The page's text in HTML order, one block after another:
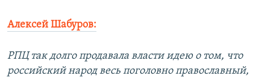
Алексей Шабуров:
РПЦ так долго продавала власти идею о том, что
российский народ весь поголовно православный,